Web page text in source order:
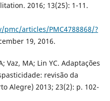
2016; 13(25): 1-11.
articles/PMC4788868/?
19, 2016.
Vaz, MA; Lin YC. Adaptações
revisão da
Alegre) 2013; 23(2): p. 102-